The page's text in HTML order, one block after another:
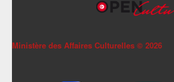
Ministère des Affaires Culturelles © 2026